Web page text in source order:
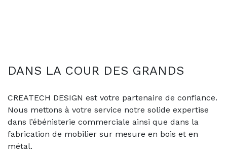
DANS LA COUR DES GRANDS
CREATECH DESIGN est votre partenaire de confiance.
Nous mettons à votre service notre solide expertise
dans l’ébénisterie commerciale ainsi que dans la
fabrication de mobilier sur mesure en bois et en
métal.